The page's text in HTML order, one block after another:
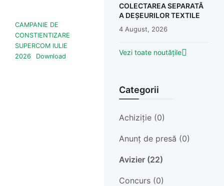
CAMPANIE DE
CONSTIENTIZARE
SUPERCOM IULIE
2026
Download
COLECTAREA SEPARATĂ
A DEȘEURILOR TEXTILE
4 August, 2026
Vezi toate noutățile
Categorii
Achiziție (0)
Anunț de presă (0)
Avizier (22)
Concurs (0)